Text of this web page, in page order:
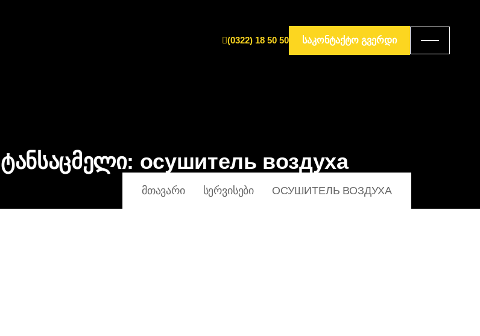
(0322) 18 50 50 ᲡᲐᲙᲝᲜᲢᲐᲥᲢᲝ ᲒᲕᲔᲠᲓᲘ
осушитель воздуха
ᲛᲗᲐᲕᲐᲠᲘ ᲡᲔᲠᲕᲘᲡᲔᲑᲘ ОСУШИТЕЛЬ ВОЗДУХА